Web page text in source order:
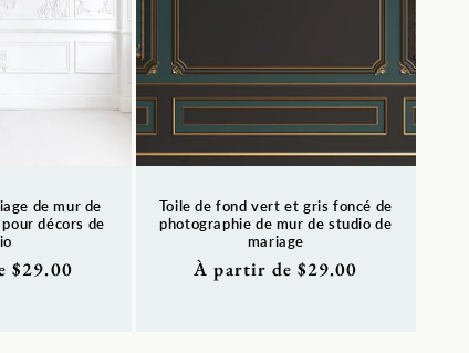
de mur de
décors de
$29.00
Toile de fond vert et gris foncé de
photographie de mur de studio de
mariage
Prix
À partir de $29.00